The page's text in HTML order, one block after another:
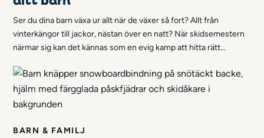
Ser du dina barn växa ur allt när de växer så fort? Allt från
vinterkängor till jackor, nästan över en natt? När skidsemestern
närmar sig kan det kännas som en evig kamp att hitta rätt
växande behov. Men tänk om lösningen inte bara sparar pengar,
utan också gör hela resan mer avslappnad och rolig?
BARN & FAMILJ